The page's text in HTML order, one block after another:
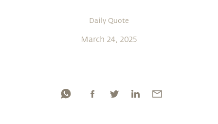
Daily Quote
March 24, 2025